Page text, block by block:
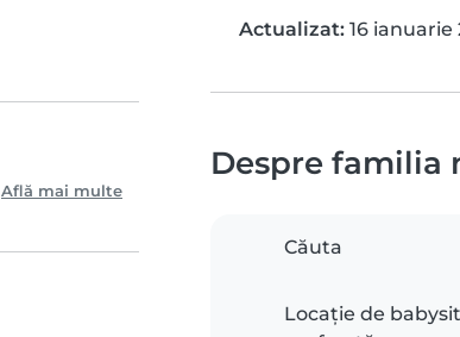
Află mai multe
Actualizat: 16 ianuarie
Despre familia
Căuta
Locație de